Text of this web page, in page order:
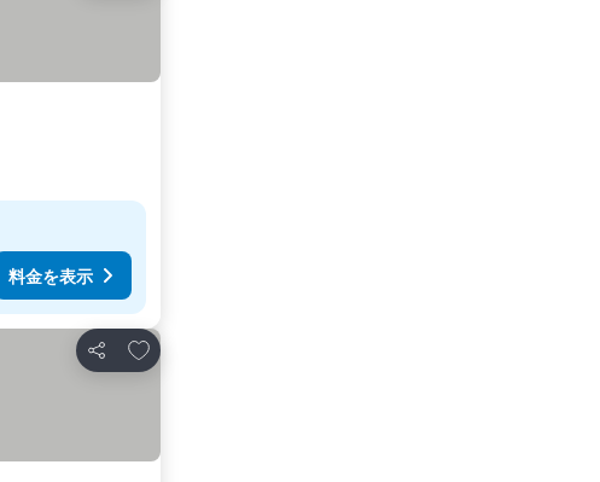
料金を表示
シェア
お気に入りに追加